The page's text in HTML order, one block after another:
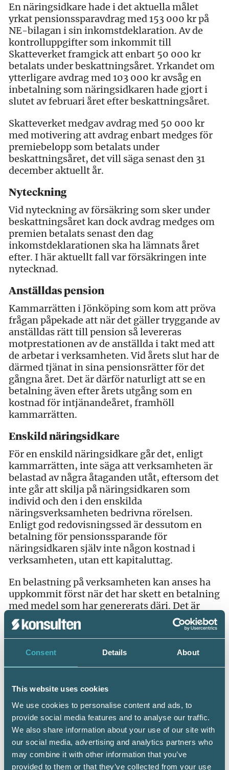
Consent Details About
This website uses cookies
We use cookies to personalise content and ads, to
provide social media features and to analyse our traffic.
We also share information about your use of our site with
our social media, advertising and analytics partners who
may combine it with other information that you’ve
provided to them or that they’ve collected from your use
En näringsidkare hade i det aktuella målet
yrkat pensionssparavdrag med 153 000 kr på
NE-bilagan i sin inkomstdeklaration. Av de
kontrolluppgifter som inkommit till
Skatteverket framgick att enbart 50 000 kr
betalats under beskattningsåret. Yrkandet om
ytterligare avdrag med 103 000 kr avsåg en
inbetalning som näringsidkaren hade gjort i
slutet av februari året efter beskattningsåret.
Skatteverket medgav avdrag med 50 000 kr
med motivering att avdrag enbart medges för
premiebelopp som betalats under
beskattningsåret, det vill säga senast den 31
december aktuellt år.
Nyteckning
Vid nyteckning av försäkring som sker under
beskattningsåret kan dock avdrag medges om
premien betalats senast den dag
inkomstdeklarationen ska ha lämnats året
efter. I här aktuellt fall var försäkringen inte
nytecknad.
Anställdas pension
Kammarrätten i Jönköping som kom att pröva
frågan påpekade att när det gäller tryggande av
anställdas rätt till pension så levereras
motprestationen av de anställda i takt med att
de arbetar i verksamheten. Vid årets slut har de
därmed tjänat in sina pensionsrätter för det
gångna året. Det är därför naturligt att se en
betalning även efter årets utgång som en
kostnad för intjänandeåret, framhöll
kammarrätten.
Enskild näringsidkare
För en enskild näringsidkare går det, enligt
kammarrätten, inte säga att verksamheten är
belastad av några åtaganden utåt, eftersom det
inte går att skilja på näringsidkaren som
individ och den i den enskilda
näringsverksamheten bedrivna rörelsen.
Enligt god redovisningssed är dessutom en
betalning för pensionssparande för
näringsidkaren själv inte någon kostnad i
verksamheten, utan ett kapitaluttag.
En belastning på verksamheten kan anses ha
uppkommit först när det har skett en betalning
med medel som har genererats däri. Det är
därför inte möjligt att hänföra betalningen av
de 103 000 kronorna till ett tidigare
beskattningsår, kommer kammarrätten fram
till. Avdrag kan medges först nästkommande
beskattningsår.
Underinstanserna som nekat näringsidkaren
slog kammarrätten fast i sin dom.
Dom 2017-02-23, mål nr 62-63